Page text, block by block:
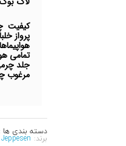
کیفیت
تمامی
مرغوب
دسته بندی ها
برند: Jeppesen